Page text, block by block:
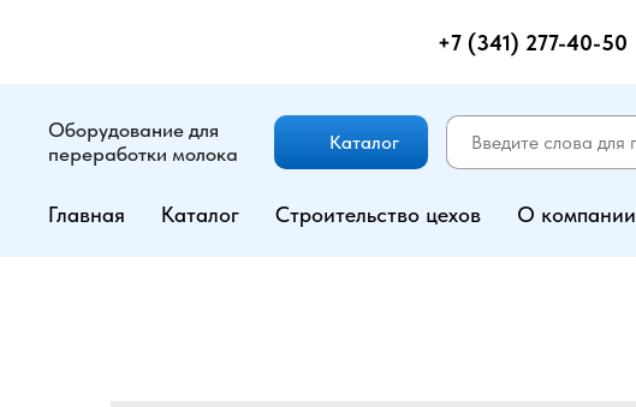
+7 (341) 277-40-50
Оборудование для
переработки молока
Каталог
Главная Каталог Строительство цехов О компании